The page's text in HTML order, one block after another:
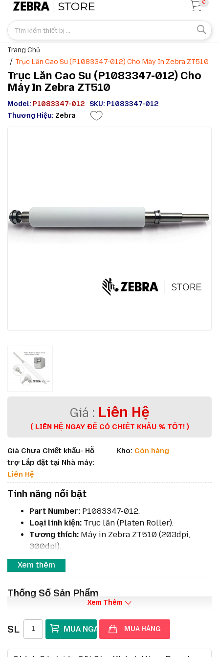
0
Trang Chủ
Trục Lăn Cao Su (P1083347-012) Cho Máy In Zebra ZT510
Trục Lăn Cao Su (P1083347-012) Cho
Máy In Zebra ZT510
Model: P1083347-012
SKU: P1083347-012
Thương Hiệu: Zebra
Liên Hệ
( LIÊN HỆ NGAY ĐỂ CÓ CHIẾT KHẤU % TỐT! )
Giá Chưa Chiết khấu- Hỗ
trợ Lắp đặt tại Nhà máy:
Liên Hệ
Kho: Còn hàng
Tính năng nổi bật
Part Number: P1083347-012.
Loại linh kiện: Trục lăn (Platen Roller).
Tương thích: Máy in Zebra ZT510 (203dpi,
300dpi).
Chất liệu:Lõi thép không gỉ phủ ngoài cao su
công nghiệp chống mài mòn.
chiều dài ~220 mm.
3 tháng.
Label Printer Transfer Roller 203dpi 300dpi
P1083347-012
Xem thêm
Thống Số Sản Phẩm
Xem Thêm
SL MUA HÀNG